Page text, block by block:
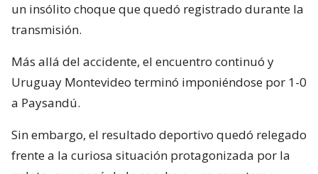
un insólito choque que quedó registrado durante la
transmisión.
Más allá del accidente, el encuentro continuó y
Uruguay Montevideo terminó imponiéndose por 1-0
a Paysandú.
Sin embargo, el resultado deportivo quedó relegado
frente a la curiosa situación protagonizada por la